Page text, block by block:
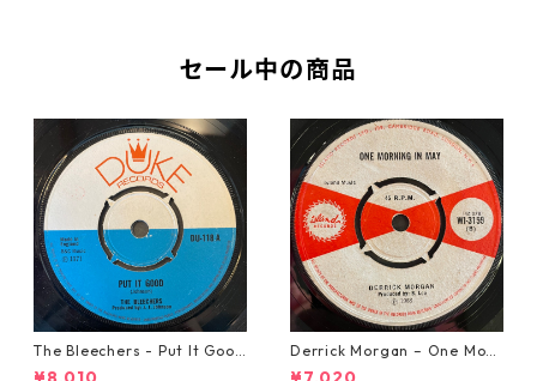
セール中の商品
The Bleechers - Put It Good
【7-21637】
Derrick Morgan – One Morn
ing In May【7-21653】